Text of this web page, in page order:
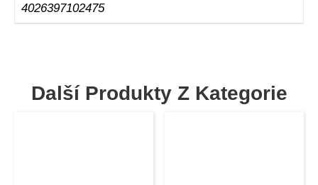
4026397102475
Další Produkty Z Kategorie